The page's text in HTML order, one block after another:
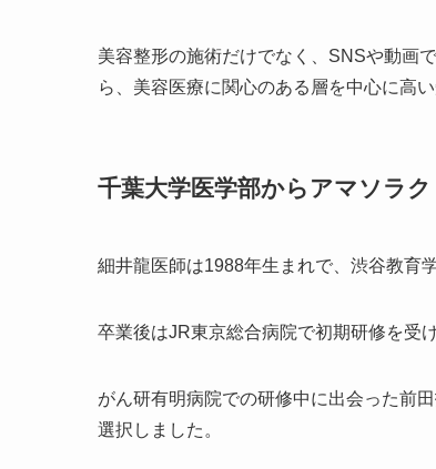
美容整形の施術だけでなく、SNSや動画
ら、美容医療に関心のある層を中心に高
千葉大学医学部からアマソラ
細井龍医師は1988年生まれで、渋谷教育
卒業後はJR東京総合病院で初期研修を受
がん研有明病院での研修中に出会った前
選択しました。